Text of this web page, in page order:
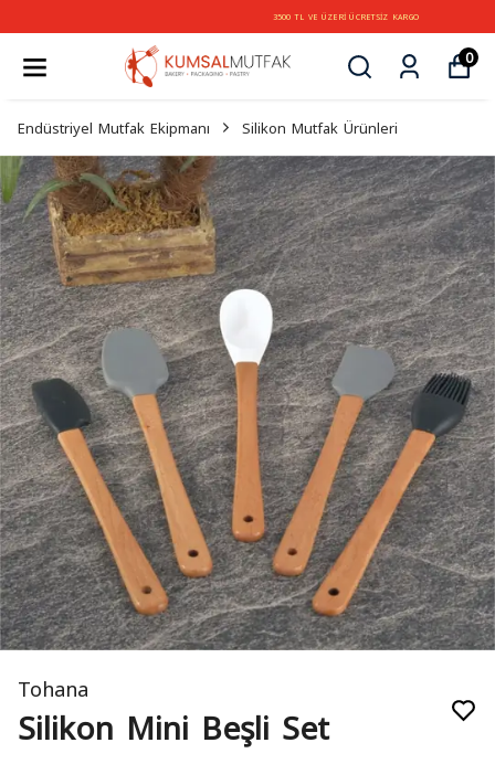
3500 TL VE ÜZERİ ÜCRETSİZ KARGO
0
Endüstriyel Mutfak Ekipmanı Silikon Mutfak Ürünleri
Tohana
Silikon Mini Beşli Set